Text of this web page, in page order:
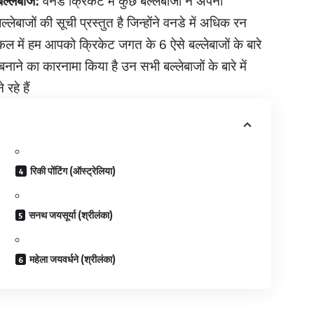
की सूची प्रस्तुत है जिन्होंने वनडे में अधिक रन
में हम आपको क्रिकेट जगत के 6 ऐसे बल्लेबाजों के बारे
का कारनामा किया है उन सभी बल्लेबाजों के बारे में
रहे हैं
रिकी पोंटिंग (ऑस्ट्रेलिया)
सनथ जयसूर्या (श्रीलंका)
महेला जयवर्धने (श्रीलंका)